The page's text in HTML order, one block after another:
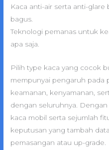
Kaca anti-air serta anti-glare
bagus.
Teknologi pemanas untuk
apa saja.
Pilih type kaca yang cocok
mempunyai pengaruh pada
keamanan, kenyamanan,
dengan seluruhnya.
kaca mobil serta sejumlah
keputusan yang tambah
pemasangan atau up-grade.